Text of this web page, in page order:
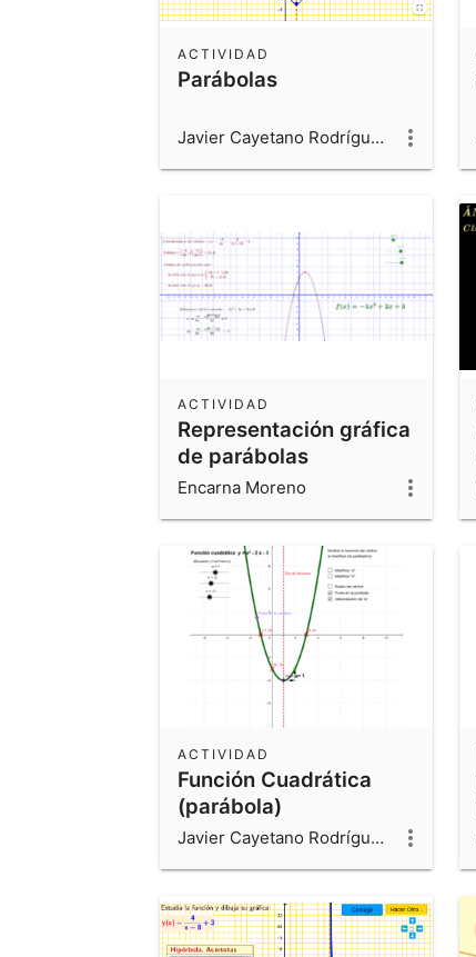
Parábolas
ACTIVIDAD
Javier Cayetano Rodríguez
Representación gráfica
de parábolas
ACTIVIDAD
Encarna Moreno
Función Cuadrática
(parábola)
ACTIVIDAD
Javier Cayetano Rodríguez